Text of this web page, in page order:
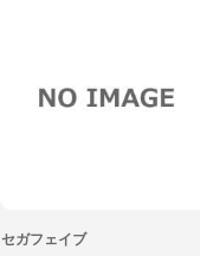
セガフェイブ